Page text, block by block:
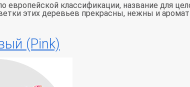
европейской классификации, название для
этих деревьев прекрасны, нежны и
(Pink)